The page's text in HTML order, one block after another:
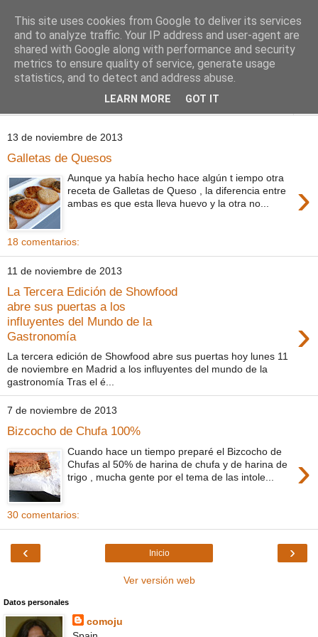
Comoju
La Cocina del Día a Día y el día a día de la Gastronomía
13 de noviembre de 2013
Galletas de Quesos
›
Aunque ya había hecho hace algún t iempo otra
receta de Galletas de Queso , la diferencia entre
ambas es que esta lleva huevo y la otra no...
18 comentarios:
11 de noviembre de 2013
La Tercera Edición de Showfood
abre sus puertas a los
influyentes del Mundo de la
Gastronomía
›
La tercera edición de Showfood abre sus puertas hoy lunes 11
de noviembre en Madrid a los influyentes del mundo de la
gastronomía Tras el é...
7 de noviembre de 2013
Bizcocho de Chufa 100%
›
Cuando hace un tiempo preparé el Bizcocho de
Chufas al 50% de harina de chufa y de harina de
trigo , mucha gente por el tema de las intole...
30 comentarios:
‹ ›
Inicio
Ver versión web
Datos personales
comoju
This site uses cookies from Google to deliver its services
and to analyze traffic. Your IP address and user-agent are
shared with Google along with performance and security
metrics to ensure quality of service, generate usage
statistics, and to detect and address abuse.
LEARN MORE GOT IT